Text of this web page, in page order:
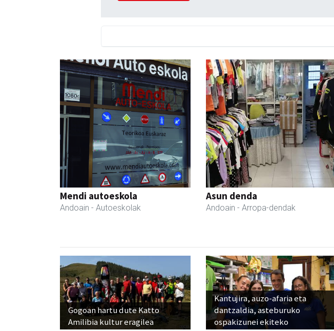
Mendi autoeskola
Andoain - Autoeskolak
Asun denda
Andoain - Arropa-dendak
Gogoan hartu dute Katto
Amilibia kultur eragilea
Kantujira, auzo-afaria eta
dantzaldia, asteburuko
ospakizunei ekiteko